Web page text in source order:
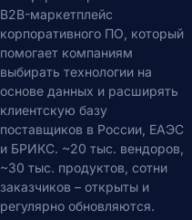
B2B-маркетплейс
корпоративного ПО, который
помогает компаниям
выбирать технологии на
основе данных и расширять
клиентскую базу
поставщиков в России, ЕАЭС
и БРИКС. ~20 тыс. вендоров,
~30 тыс. продуктов, сотни
заказчиков – открыты и
регулярно обновляются.